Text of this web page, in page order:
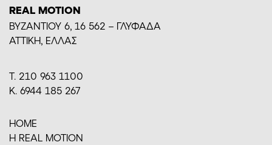
REAL MOTION
BYZANTIOY 6, 16 562 – ΓΛΥΦΑΔΑ
ΑΤΤΙΚΗ, ΕΛΛΑΣ
Τ. 210 963 1100
Κ. 6944 185 267
HOME
H REAL MOTION